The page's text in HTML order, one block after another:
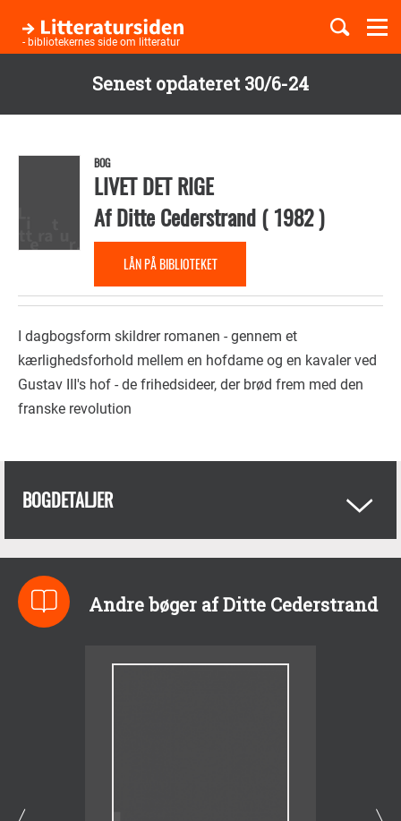
Senest opdateret 30/6-24
hovedindhold
- bibliotekernes side om litteratur
Børnebøger
Temaer
BOG
LIVET DET RIGE
AfDitte Cederstrand(1982)
LÅN PÅ BIBLIOTEKET
I dagbogsform skildrer romanen - gennem et
kærlighedsforhold mellem en hofdame og en kavaler ved
Gustav III's hof - de frihedsideer, der brød frem med den
franske revolution
BOGDETALJER
Andre bøger af Ditte Cederstrand